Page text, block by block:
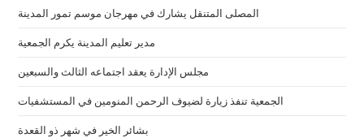
المصلى المتنقل يشارك في مهرجان موسم تمور المدينة
مدير تعليم المدينة يكرم الجمعية
مجلس الإدارة يعقد اجتماعه الثالث والسبعين
الجمعية تنفذ زيارة لضيوف الرحمن المنومين في المستشفيات
بشائر الخير في شهر ذو القعدة